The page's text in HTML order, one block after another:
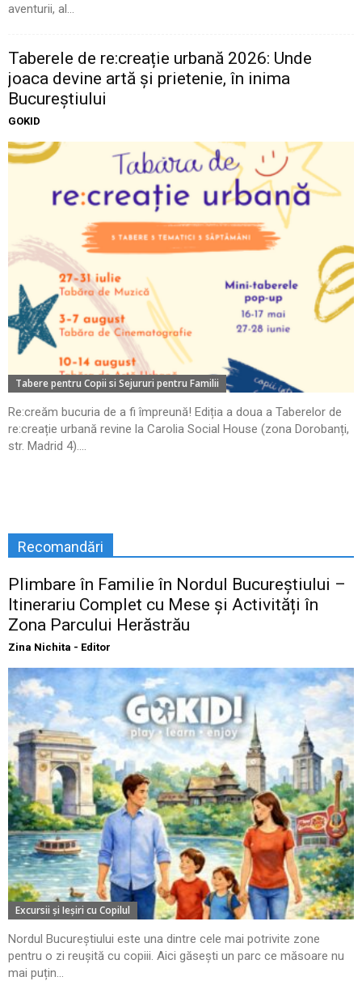
aventurii, al...
Taberele de re:creație urbană 2026: Unde
joaca devine artă și prietenie, în inima
Bucureștiului
GOKID
Tabere pentru Copii si Sejururi pentru Familii
Re:creăm bucuria de a fi împreună! Ediția a doua a Taberelor de
re:creație urbană revine la Carolia Social House (zona Dorobanți,
str. Madrid 4)....
Recomandări
Plimbare în Familie în Nordul Bucureștiului –
Itinerariu Complet cu Mese și Activități în
Zona Parcului Herăstrău
Zina Nichita - Editor
Excursii şi Ieşiri cu Copilul
Nordul Bucureștiului este una dintre cele mai potrivite zone
pentru o zi reușită cu copiii. Aici găsești un parc ce măsoare nu
mai puțin...